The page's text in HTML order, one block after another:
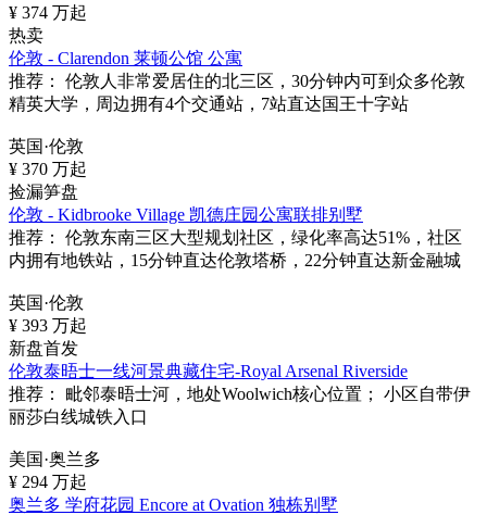
¥ 374 万起
热卖
伦敦 - Clarendon 莱顿公馆 公寓
推荐：
伦敦人非常爱居住的北三区，30分钟内可到众多伦敦
精英大学，周边拥有4个交通站，7站直达国王十字站
英国·伦敦
¥ 370 万起
捡漏笋盘
伦敦 - Kidbrooke Village 凯德庄园公寓联排别墅
推荐：
伦敦东南三区大型规划社区，绿化率高达51%，社区
内拥有地铁站，15分钟直达伦敦塔桥，22分钟直达新金融城
英国·伦敦
¥ 393 万起
新盘首发
伦敦泰晤士一线河景典藏住宅-Royal Arsenal Riverside
推荐：
毗邻泰晤士河，地处Woolwich核心位置； 小区自带伊
丽莎白线城铁入口
美国·奥兰多
¥ 294 万起
奥兰多 学府花园 Encore at Ovation 独栋别墅